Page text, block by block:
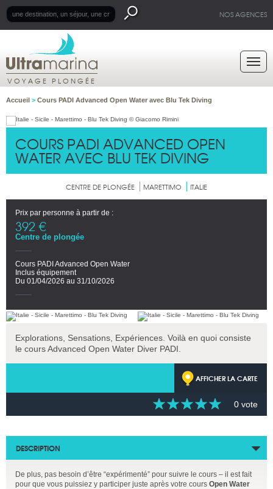
NOS AGENCES
VOYAGE PLONGÉE
Accueil > Cours PADI Advanced Open Water avec Blu Tek Diving
COURS PADI ADVANCED OPEN
WATER AVEC BLU TEK DIVING
CENTRE DE PLONGÉE MARETTIMO ITALIE
Prix par personne à partir de :
392 €
Centre de plongée
Cours PADI Advanced Open Water
Inclus équipement
Du 01/04/2026 au 31/10/2026
Explorations, Sensations, Expériences. Voilà en quoi consiste
le cours Advanced Open Water Diver PADI.
AFFICHER LA CARTE
0 vote
DESCRIPTION
De plus, pas besoin d’être “expérimenté” pour suivre le cours – il est fait
pour que vous puissiez y participer juste après votre cours Open Water